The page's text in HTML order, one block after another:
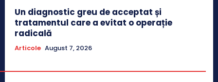
Un diagnostic greu de acceptat și
tratamentul care a evitat o operație
radicală
Articole August 7, 2026